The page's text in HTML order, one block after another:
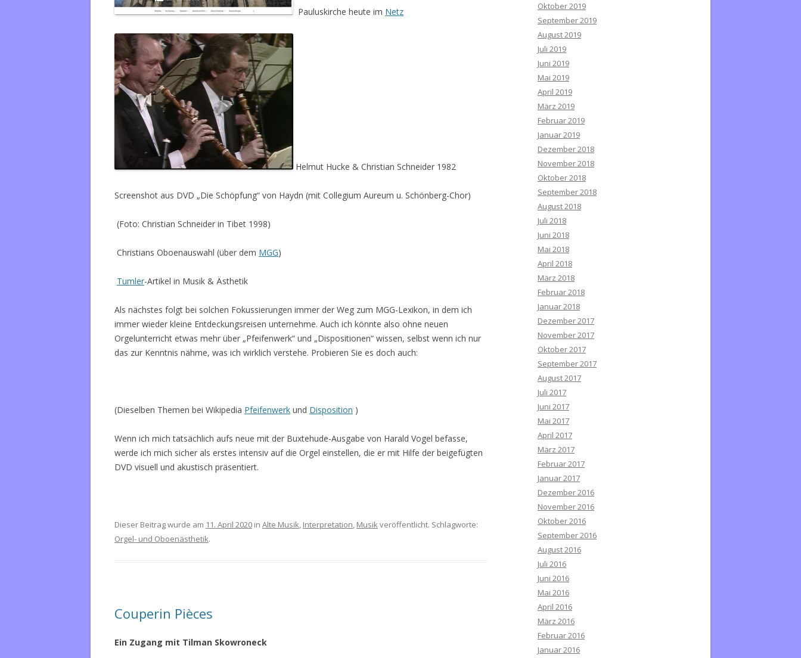
Pauluskirche heute im Netz
Helmut Hucke & Christian Schneider 1982
Screenshot aus DVD „Die Schöpfung“ von Haydn (mit Collegium Aureum u. Schönberg-Chor)
(Foto: Christian Schneider in Tibet 1998)
Christians Oboenauswahl (über dem MGG)
Tumler-Artikel in Musik & Ästhetik
Als nächstes folgt bei solchen Fokussierungen immer der Weg zum MGG-Lexikon, in dem ich
immer wieder kleine Entdeckungsreisen unternehme. Auch ich könnte also ohne neuen
Orgelunterricht etwas mehr über „Pfeifenwerk“ und „Dispositionen“ wissen, selbst wenn ich nur
das zur Kenntnis nähme, was ich wirklich verstehe. Probieren Sie es doch auch:
(Dieselben Themen bei Wikipedia Pfeifenwerk und Disposition )
Wenn ich mich tatsächlich aufs neue mit der Buxtehude-Ausgabe von Harald Vogel befasse,
werde ich mich sicher als erstes intensiv auf die Orgel einstellen, die er mit Hilfe der beigefügten
DVD visuell und akustisch präsentiert.
Dieser Beitrag wurde am 11. April 2020 in Alte Musik, Interpretation, Musikveröffentlicht. Schlagworte:
Orgel- und Oboenästhetik.
Couperin Pièces
Ein Zugang mit Tilman Skowroneck
Oktober 2019
September 2019
August 2019
Juli 2019
Juni 2019
Mai 2019
April 2019
März 2019
Februar 2019
Januar 2019
Dezember 2018
November 2018
Oktober 2018
September 2018
August 2018
Juli 2018
Juni 2018
Mai 2018
April 2018
März 2018
Februar 2018
Januar 2018
Dezember 2017
November 2017
Oktober 2017
September 2017
August 2017
Juli 2017
Juni 2017
Mai 2017
April 2017
März 2017
Februar 2017
Januar 2017
Dezember 2016
November 2016
Oktober 2016
September 2016
August 2016
Juli 2016
Juni 2016
Mai 2016
April 2016
März 2016
Februar 2016
Januar 2016